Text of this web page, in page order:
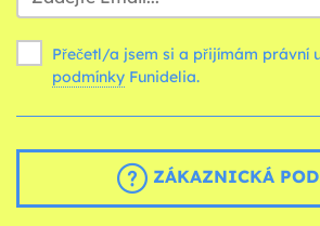
Přečetl/a jsem si a přijímám právní
podmínky Funidelia.
ZÁKAZNICKÁ